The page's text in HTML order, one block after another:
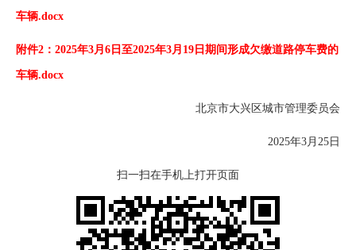
车辆.docx
附件2：2025年3月6日至2025年3月19日期间形成欠缴道路停车费的
车辆.docx
北京市大兴区城市管理委员会
2025年3月25日
扫一扫在手机上打开页面